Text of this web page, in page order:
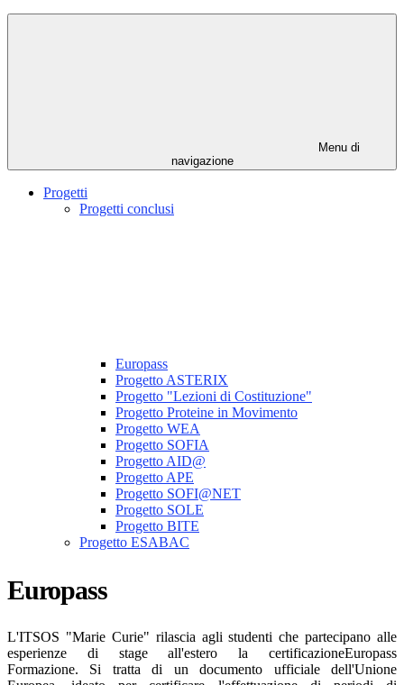
Menu di
navigazione
Progetti
Progetti conclusi
Europass
Progetto ASTERIX
Progetto "Lezioni di Costituzione"
Progetto Proteine in Movimento
Progetto WEA
Progetto SOFIA
Progetto AID@
Progetto APE
Progetto SOFI@NET
Progetto SOLE
Progetto BITE
Progetto ESABAC
Europass
L'ITSOS "Marie Curie" rilascia agli studenti che partecipano alle
esperienze di stage all'estero la certificazioneEuropass
Formazione. Si tratta di un documento ufficiale dell'Unione